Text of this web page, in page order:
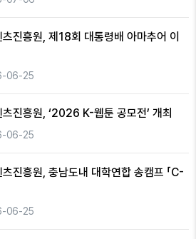
진흥원, 제18회 대통령배 아마추어 이
06-25
진흥원, ‘2026 K-웹툰 공모전’ 개최
06-25
흥원, 충남도내 대학연합 송캠프 「C-
06-25